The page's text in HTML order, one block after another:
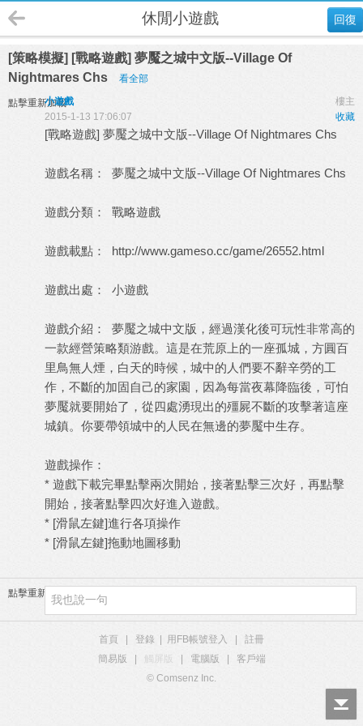
回復
休閒小遊戲
[策略模擬] [戰略遊戲] 夢魘之城中文版--Village Of
Nightmares Chs
看全部
點擊重新加載 樓主
小遊戲
收藏
2015-1-13 17:06:07
[戰略遊戲] 夢魘之城中文版--Village Of Nightmares Chs
遊戲名稱： 夢魘之城中文版--Village Of Nightmares Chs
遊戲分類： 戰略遊戲
遊戲載點： http://www.gameso.cc/game/26552.html
遊戲出處： 小遊戲
遊戲介紹： 夢魘之城中文版，經過漢化後可玩性非常高的
一款經營策略類游戲。這是在荒原上的一座孤城，方圓百
里鳥無人煙，白天的時候，城中的人們要不辭辛勞的工
作，不斷的加固自己的家園，因為每當夜幕降臨後，可怕
夢魘就要開始了，從四處湧現出的殭屍不斷的攻擊著這座
城鎮。你要帶領城中的人民在無邊的夢魘中生存。
遊戲操作：
* 遊戲下載完畢點擊兩次開始，接著點擊三次好，再點擊
開始，接著點擊四次好進入遊戲。
* [滑鼠左鍵]進行各項操作
* [滑鼠左鍵]拖動地圖移動
點擊重新加載
首頁 登錄 用FB帳號登入
註冊
簡易版
觸屏版 電腦版
客戶端
© Comsenz Inc.